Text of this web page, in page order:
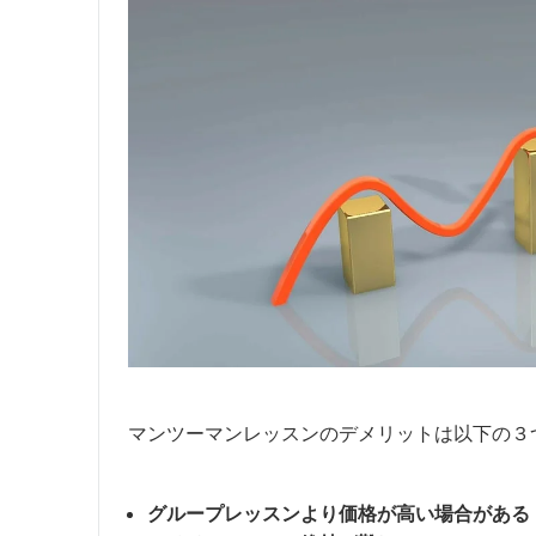
マンツーマンレッスンのデメリットは以下の３
グループレッスンより価格が高い場合がある